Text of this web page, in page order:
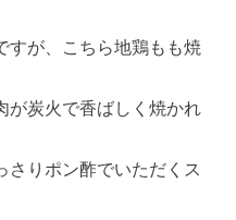
すが、こちら地鶏もも焼
が炭火で香ばしく焼かれ
さりポン酢でいただくス